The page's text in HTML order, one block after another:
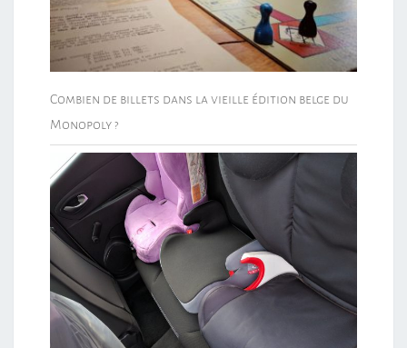
Combien de billets dans la vieille édition belge du
Monopoly ?